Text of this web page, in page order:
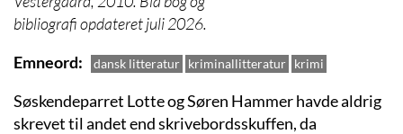
bibliografi opdateret juli 2026.
Emneord
dansk litteratur kriminallitteratur krimi
Søskendeparret Lotte og Søren Hammer havde aldrig
skrevet til andet end skrivebordsskuffen, da